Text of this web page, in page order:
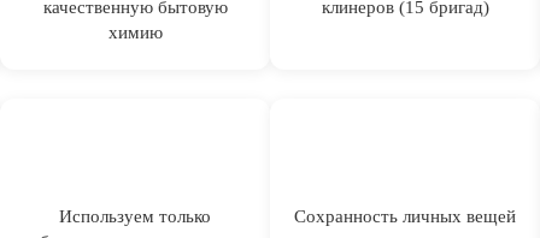
качественную бытовую
химию
клинеров (15 бригад)
Используем только
Сохранность личных вещей